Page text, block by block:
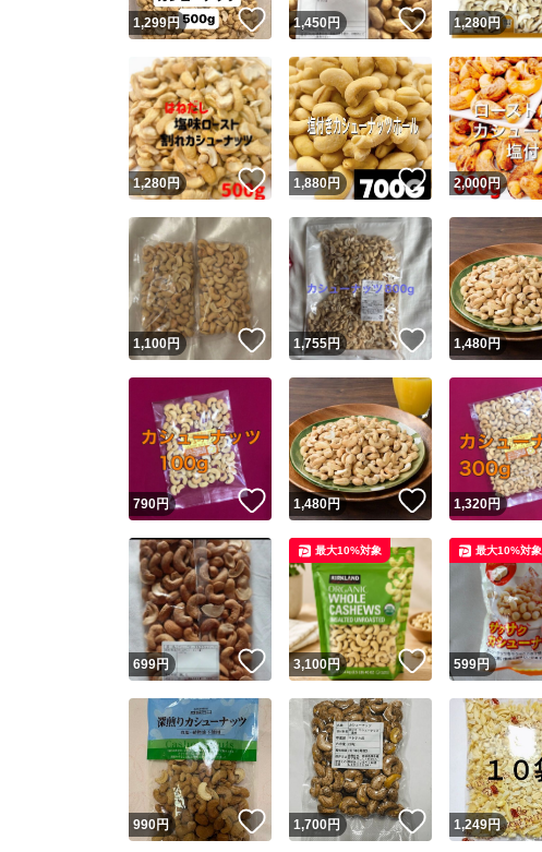
1,299円 いいね！
1,450円 いいね！
1,280円
1,280円 いいね！
1,880円 いいね！
2,000円
1,100円 いいね！
1,755円 いいね！
1,480円
790円 いいね！
1,480円 いいね！
1,320円
699円 いいね！
3,100円 いいね！
最大10%対象
599円
最大10%対象
990円 いいね！
1,700円 いいね！
1,249円